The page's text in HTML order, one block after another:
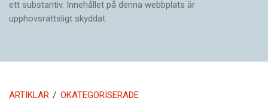
ett substantiv. Innehållet på denna webbplats är
upphovsrättsligt skyddat.
ARTIKLAR OKATEGORISERADE